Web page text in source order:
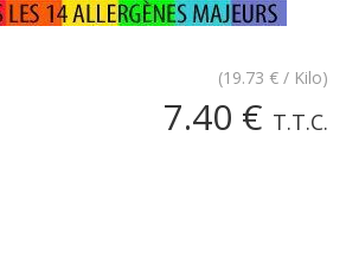
(19.73 € / Kilo)
7.40 € T.T.C.